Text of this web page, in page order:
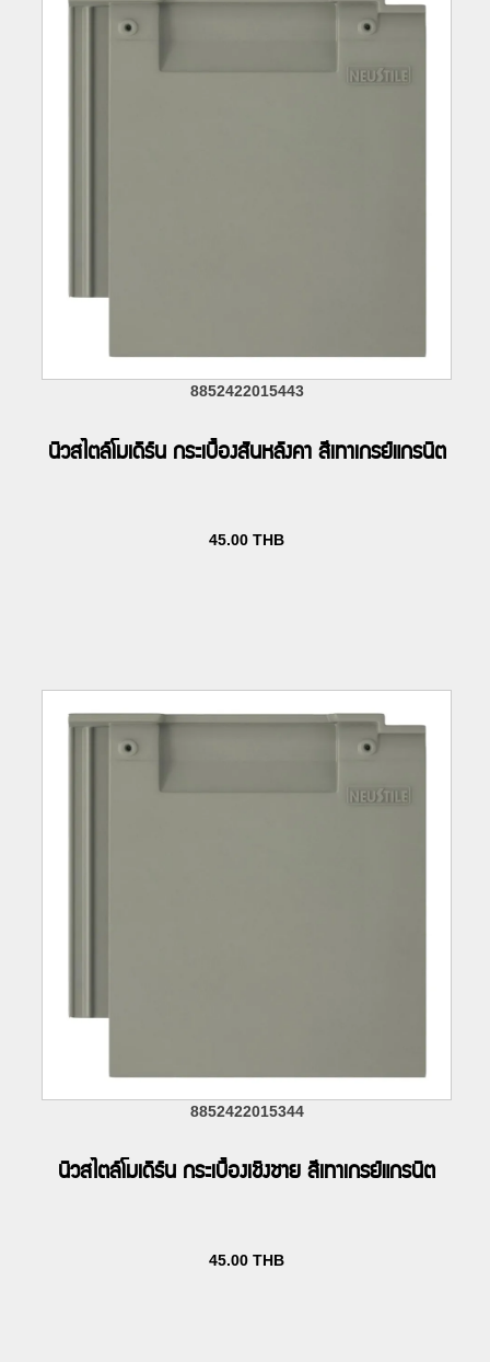
8852422015443
นิวสไตล์โมเดิร์น กระเบื้องสันหลังคา สีเทาเกรย์แกรนิต
45.00 THB
8852422015344
นิวสไตล์โมเดิร์น กระเบื้องเชิงชาย สีเทาเกรย์แกรนิต
45.00 THB